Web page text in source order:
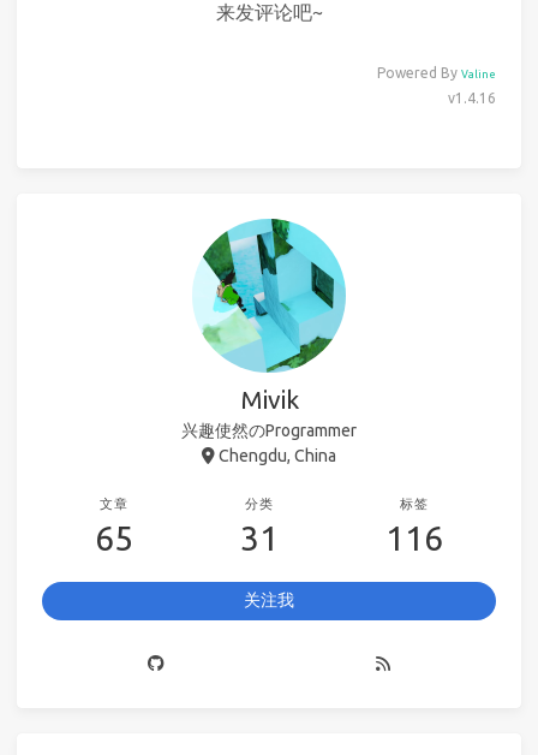
来发评论吧~
Powered By Valine
v1.4.16
Mivik
兴趣使然のProgrammer
Chengdu, China
文章
65
分类
31
标签
116
关注我